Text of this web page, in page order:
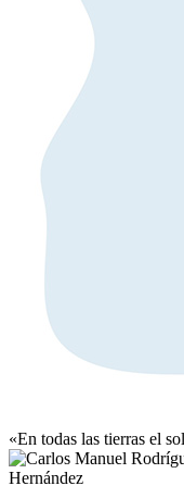
«En todas las tierras el